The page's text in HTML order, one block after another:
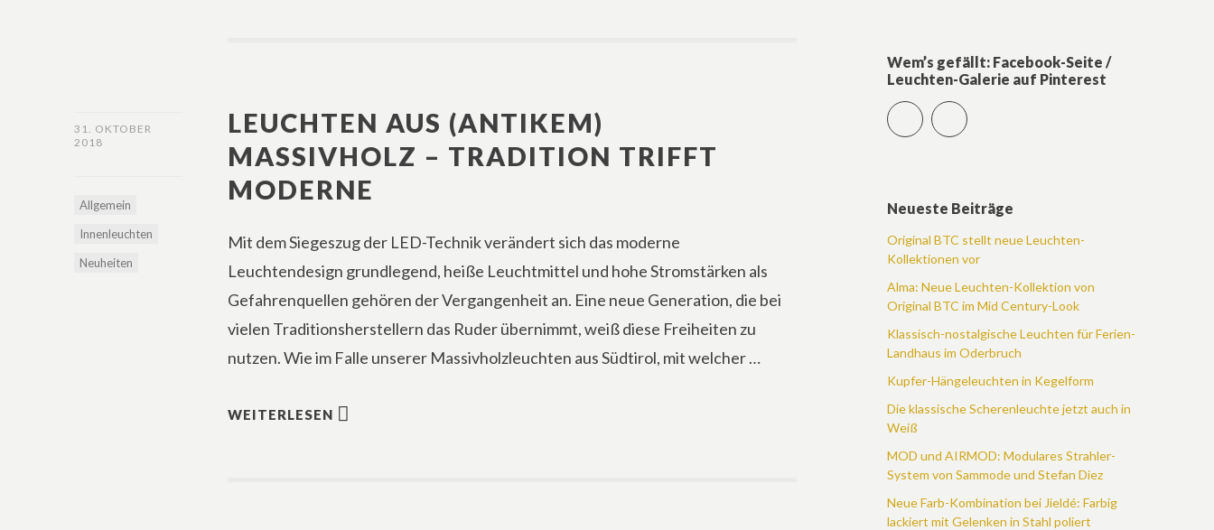
31. OKTOBER
2018
Allgemein
Innenleuchten
Neuheiten
LEUCHTEN AUS (ANTIKEM)
MASSIVHOLZ – TRADITION TRIFFT
MODERNE
Mit dem Siegeszug der LED-Technik verändert sich das moderne
Leuchtendesign grundlegend, heiße Leuchtmittel und hohe Stromstärken als
Gefahrenquellen gehören der Vergangenheit an. Eine neue Generation, die bei
vielen Traditionsherstellern das Ruder übernimmt, weiß diese Freiheiten zu
nutzen. Wie im Falle unserer Massivholzleuchten aus Südtirol, mit welcher …
WEITERLESEN
Wem’s gefällt: Facebook-Seite /
Leuchten-Galerie auf Pinterest
FacebookPinterest
Neueste Beiträge
Original BTC stellt neue Leuchten-
Kollektionen vor
Alma: Neue Leuchten-Kollektion von
Original BTC im Mid Century-Look
Klassisch-nostalgische Leuchten für Ferien-
Landhaus im Oderbruch
Kupfer-Hängeleuchten in Kegelform
Die klassische Scherenleuchte jetzt auch in
Weiß
MOD und AIRMOD: Modulares Strahler-
System von Sammode und Stefan Diez
Neue Farb-Kombination bei Jieldé: Farbig
lackiert mit Gelenken in Stahl poliert